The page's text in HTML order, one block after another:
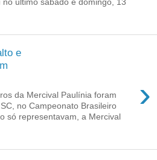
e
›
da Mercival Paulínia foram
no Campeonato Brasileiro
só representavam, a Mercival